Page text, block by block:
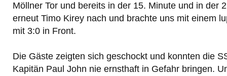
Möllner Tor und bereits in der 15. Minute und in der
erneut Timo Kirey nach und brachte uns mit einem
mit 3:0 in Front.
Die Gäste zeigten sich geschockt und konnten die
Kapitän Paul John nie ernsthaft in Gefahr bringen.